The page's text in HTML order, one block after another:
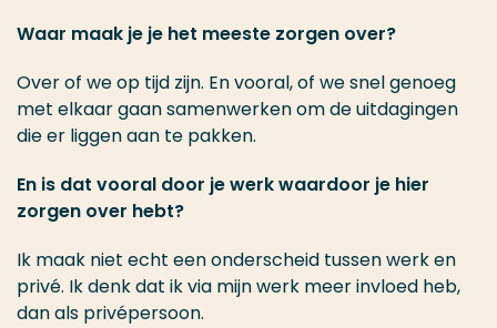
Waar maak je je het meeste zorgen over?
Over of we op tijd zijn. En vooral, of we snel genoeg
met elkaar gaan samenwerken om de uitdagingen
die er liggen aan te pakken.
En is dat vooral door je werk waardoor je hier
zorgen over hebt?
Ik maak niet echt een onderscheid tussen werk en
privé. Ik denk dat ik via mijn werk meer invloed heb,
dan als privépersoon.